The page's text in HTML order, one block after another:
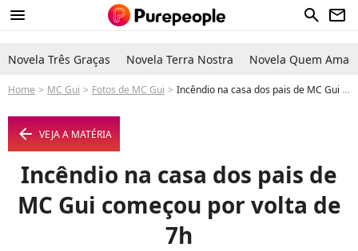
menu search newsletter
Novela Três Graças Novela Terra Nostra Novela Quem Ama
Home MC Gui Fotos de MC Gui Incêndio na casa dos pais de MC Gui começou por volta de 7h - Foto
arrow_left VEJA A MATÉRIA
Incêndio na casa dos pais de
MC Gui começou por volta de
7h